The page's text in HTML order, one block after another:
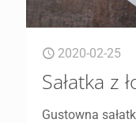
2020-02-25
Sałatka z
Gustowna